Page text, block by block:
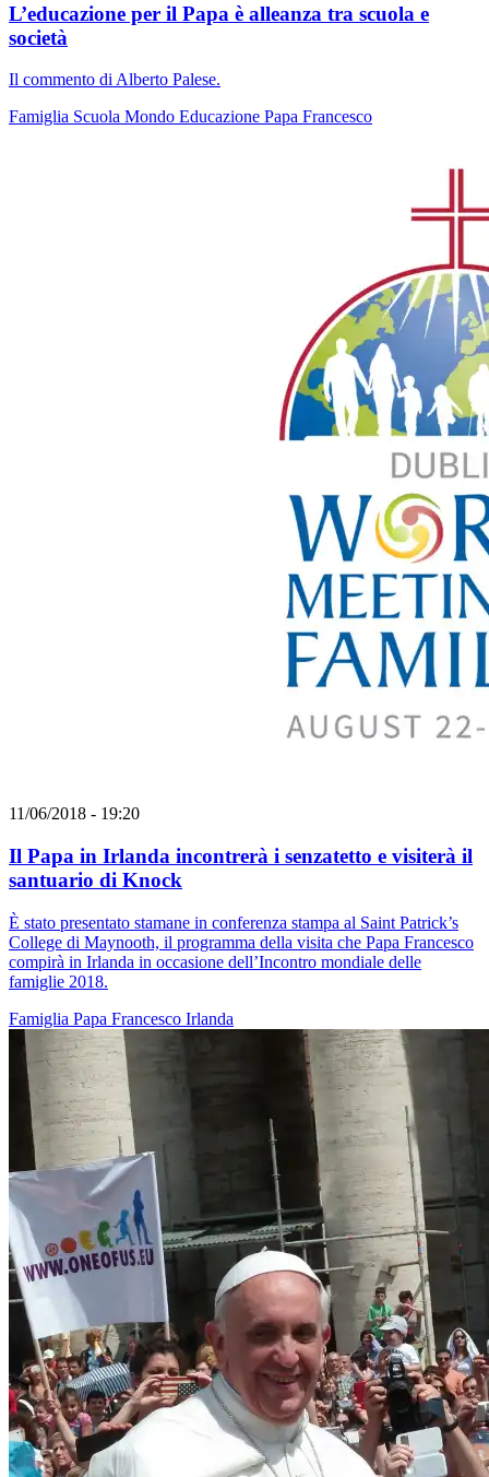
L’educazione per il Papa è alleanza tra scuola e
società
Il commento di Alberto Palese.
Famiglia Scuola Mondo Educazione Papa Francesco
11/06/2018 - 19:20
Il Papa in Irlanda incontrerà i senzatetto e visiterà il
santuario di Knock
È stato presentato stamane in conferenza stampa al Saint Patrick’s
College di Maynooth, il programma della visita che Papa Francesco
compirà in Irlanda in occasione dell’Incontro mondiale delle
famiglie 2018.
Famiglia Papa Francesco Irlanda